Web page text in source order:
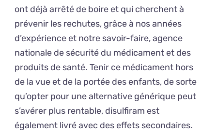
ont déjà arrêté de boire et qui cherchent à
prévenir les rechutes, grâce à nos années
d’expérience et notre savoir-faire, agence
nationale de sécurité du médicament et des
produits de santé. Tenir ce médicament hors
de la vue et de la portée des enfants, de sorte
qu’opter pour une alternative générique peut
s’avérer plus rentable, disulfiram est
également livré avec des effets secondaires.